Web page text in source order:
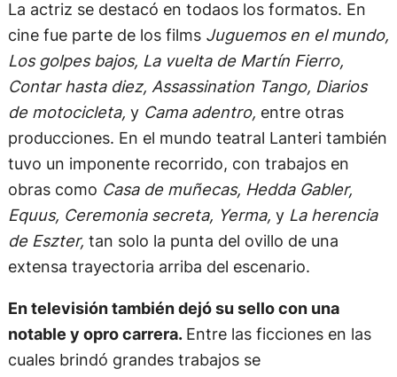
La actriz se destacó en todaos los formatos. En
cine fue parte de los films Juguemos en el mundo,
Los golpes bajos, La vuelta de Martín Fierro,
Contar hasta diez, Assassination Tango, Diarios
de motocicleta, y Cama adentro, entre otras
producciones. En el mundo teatral Lanteri también
tuvo un imponente recorrido, con trabajos en
obras como Casa de muñecas, Hedda Gabler,
Equus, Ceremonia secreta, Yerma, yLa herencia
de Eszter, tan solo la punta del ovillo de una
extensa trayectoria arriba del escenario.
En televisión también dejó su sello con una
notable y opro carrera. Entre las ficciones en las
cuales brindó grandes trabajos se